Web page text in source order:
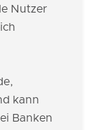
Nutzer
kann
Banken